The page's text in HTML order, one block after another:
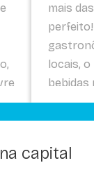
mais
locais,
bebidas
capital